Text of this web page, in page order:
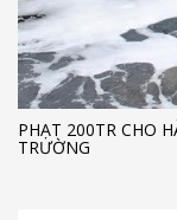
PHẠT 200TR CHO
TRƯỜNG